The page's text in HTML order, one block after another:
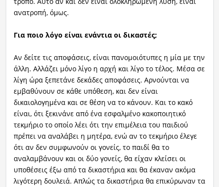
ανατροπή, όμως.
Για ποιο λόγο είναι ενάντια οι δικαστές;
Αν δείτε τις αποφάσεις, είναι πανομοιότυπες η μία με την
άλλη. Αλλάζει μόνο λίγο η αρχή και λίγο το τέλος. Μέσα σε
λίγη ώρα ξεπετάνε δεκάδες αποφάσεις. Αρνούνται να
εμβαθύνουν σε κάθε υπόθεση, και δεν είναι
δικαιολογημένα και σε θέση να το κάνουν. Και το κακό
είναι, ότι ξεκινάνε από ένα εσφαλμένο κακοποιητικό
τεκμήριο το οποίο λέει ότι την επιμέλεια του παιδιού
πρέπει να αναλάβει η μητέρα, ενώ αν το τεκμήριο έλεγε
ότι αν δεν συμφωνούν οι γονείς, το παιδί θα το
αναλαμβάνουν και οι δύο γονείς, θα είχαν κλείσει οι
υποθέσεις έξω από τα δικαστήρια και θα έκαναν ακόμα
λιγότερη δουλειά. Απλώς τα δικαστήρια θα επικύρωναν τα